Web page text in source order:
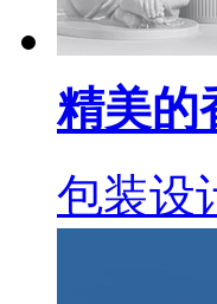
精美的
包装设